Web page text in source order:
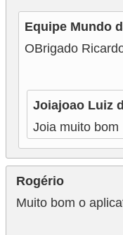
Equipe Mundo
OBrigado
Joiajoao Luiz
Joia muito bom
Rogério
Muito bom o
d
a
d